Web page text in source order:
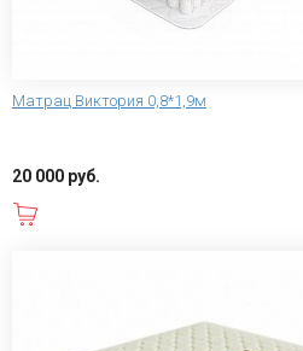
Матрац Виктория 0,8*1,9м
20 000 руб.